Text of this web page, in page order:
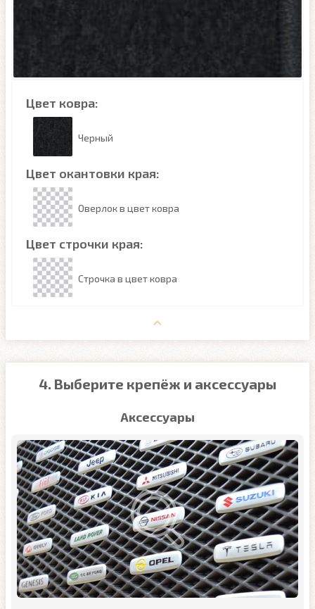
Цвет ковра:
Черный
Цвет окантовки края:
Оверлок в цвет ковра
Цвет строчки края:
Строчка в цвет ковра
4. Выберите крепёж и аксессуары
Аксессуары